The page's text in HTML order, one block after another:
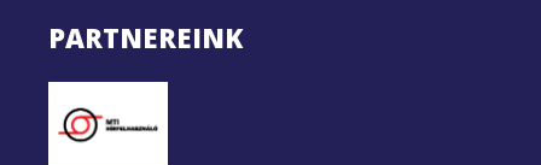
PARTNEREINK